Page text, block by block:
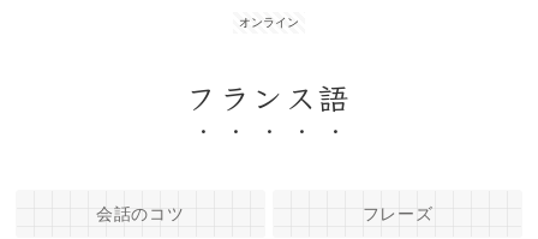
オンライン
フランス語
会話のコツ フレーズ